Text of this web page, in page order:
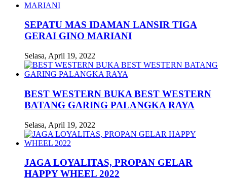
SEPATU MAS IDAMAN LANSIR TIGA
GERAI GINO MARIANI
Selasa, April 19, 2022
BEST WESTERN BUKA BEST WESTERN
BATANG GARING PALANGKA RAYA
Selasa, April 19, 2022
JAGA LOYALITAS, PROPAN GELAR
HAPPY WHEEL 2022